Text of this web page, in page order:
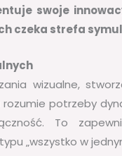
swoje
czeka strefa
wizualne,
rozumie potrzeby
To
„wszystko w